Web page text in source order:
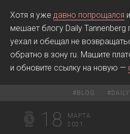
Хотя я уже давно попрощался
мешает блогу Daily
уехал и обещал не
обратно в зону ru. Машите
и обновите ссылку на новую —
# BLOG # DAILY
18
МАРТА
2021